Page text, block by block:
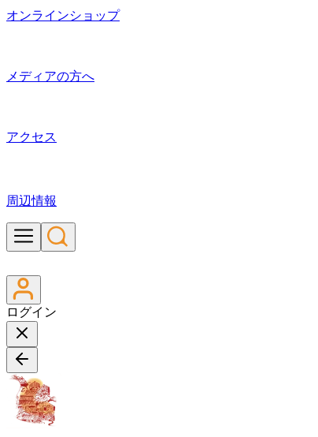
オンラインショップ
メディアの方へ
アクセス
周辺情報
ログイン